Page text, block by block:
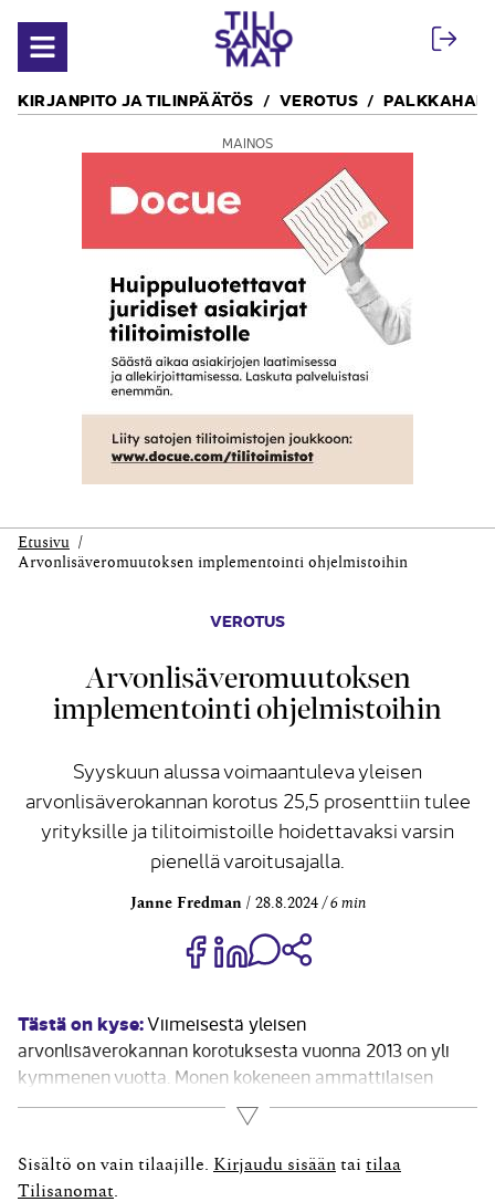
Avaa valikko
KIRJANPITO JA TILINPÄÄTÖS VEROTUS
MAINOS
Etusivu
Arvonlisävero­muutoksen implementointi ohjelmistoihin
VEROTUS
Arvonlisävero­muutoksen
implementointi ohjelmistoihin
Syyskuun alussa voimaantuleva yleisen
arvonlisäverokannan korotus 25,5 prosenttiin tulee
yrityksille ja tilitoimistoille hoidettavaksi varsin
pienellä varoitusajalla.
Janne Fredman 28.8.2024 6 min
Jaa Share on Facebook
Jaa Share on LinkedIn
Jaa WhatsApp-viestinä
Tästä on kyse:Viimeisestä yleisen
arvonlisäverokannan korotuksesta vuonna 2013 on yli
kymmenen vuotta. Monen kokeneen ammattilaisen
täytyy palauttaa asiat mieleensä ja moni nuorempi on
uuden opettelun äärellä. Maailma on muuttunut
vuodesta 2013. Nyt yhä pienemmillä yrityksillä ja niiden
tilitoimistoilla on käytössään ohjelmistojen välisiä...
Lue lisää
Sisältö on vain tilaajille. Kirjaudu sisään tai tilaa
Tilisanomat